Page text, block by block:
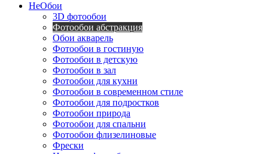
НеОбои
3D фотообои
Фотообои абстракция
Обои акварель
Фотообои в гостиную
Фотообои в детскую
Фотообои в зал
Фотообои для кухни
Фотообои в современном стиле
Фотообои для подростков
Фотообои природа
Фотообои для спальни
Фотообои флизелиновые
Фрески